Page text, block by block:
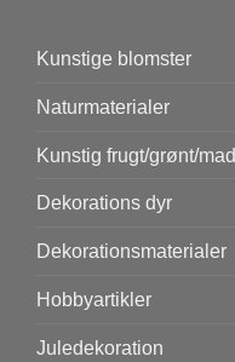
Kunstige blomster
Naturmaterialer
Kunstig frugt/grønt/mad
Dekorations dyr
Dekorationsmaterialer
Hobbyartikler
Juledekoration